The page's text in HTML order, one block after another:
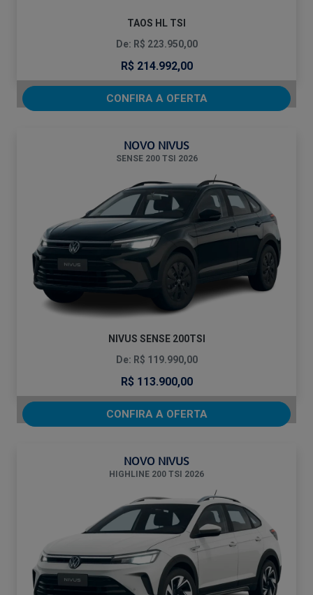
TAOS HL TSI
De: R$ 223.950,00
R$ 214.992,00
CONFIRA A OFERTA
NOVO NIVUS
SENSE 200 TSI 2026
NIVUS SENSE 200TSI
De: R$ 119.990,00
R$ 113.900,00
CONFIRA A OFERTA
NOVO NIVUS
HIGHLINE 200 TSI 2026